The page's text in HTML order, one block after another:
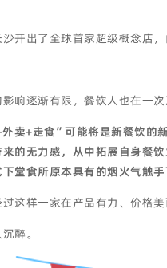
开出了全球首家超级概念店
响逐渐有限，餐饮人也在一
卖+走食”可能将是新餐饮的
的无力感，从中拓展自身餐
堂食所原本具有的烟火气触手
这样一家在产品有力、价格
醉。